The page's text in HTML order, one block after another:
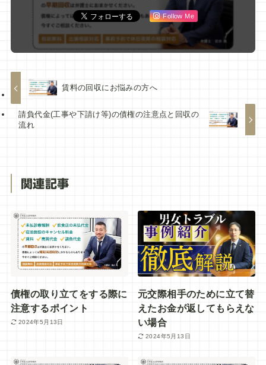
Follow Me
賃料の回収にお悩みの方へ
請負代金(工事や下請け等)の債権の注意点と回収の
流れ
関連記事
債権の取り立てをする際に
注意するポイント
2024年5月13日
元交際相手のために立て替
えたお金が返してもらえな
い場合
2024年5月13日